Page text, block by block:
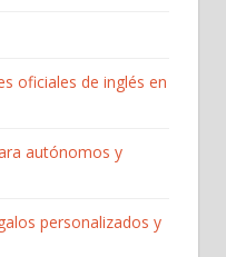
oficiales de inglés en
autónomos y
personalizados y